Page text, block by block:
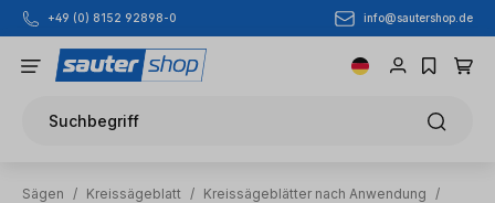
Zum Hauptinhalt springen
+49 (0) 8152 92898-0 info@sautershop.de
Suchbegriff
Sägen / Kreissägeblatt / Kreissägeblätter nach Anwendung
/